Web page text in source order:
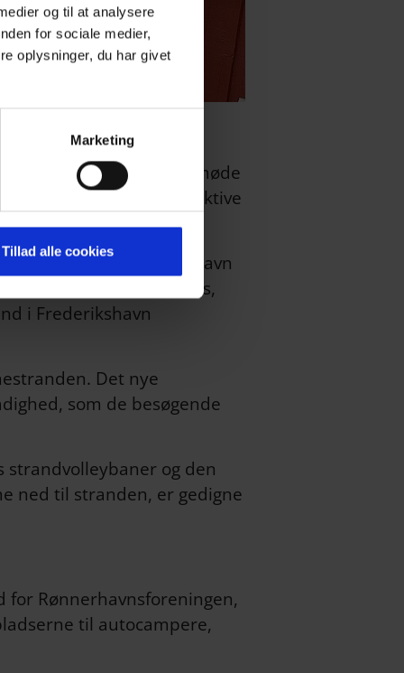
og til at analysere
for sociale medier,
oplysninger, du har givet
Marketing
Tillad alle cookies
Have mødtes til statusmøde
status på deres respektive
fra Frederikshavn
Palmestrandens Ishus,
i Frederikshavn
Det nye
som de besøgende
og den
ned til stranden, er gedigne
for Rønnerhavnsforeningen,
til autocampere,